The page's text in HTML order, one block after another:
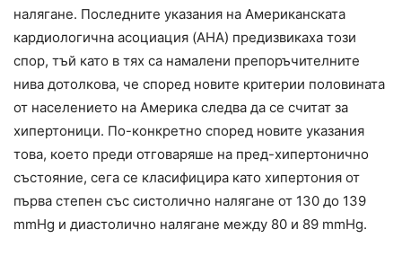
налягане. Последните указания на Американската
кардиологична асоциация (AHA) предизвикаха този
спор, тъй като в тях са намалени препоръчителните
нива дотолкова, че според новите критерии половината
от населението на Америка следва да се считат за
хипертоници. По-конкретно според новите указания
това, което преди отговаряше на пред-хипертонично
състояние, сега се класифицира като хипертония от
първа степен със систолично налягане от 130 до 139
mmHg и диастолично налягане между 80 и 89 mmHg.